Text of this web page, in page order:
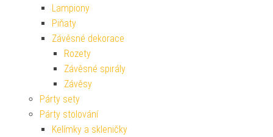
Lampiony
Piňaty
Závěsné dekorace
Rozety
Závěsné spirály
Závěsy
Párty sety
Párty stolování
Kelímky a skleničky